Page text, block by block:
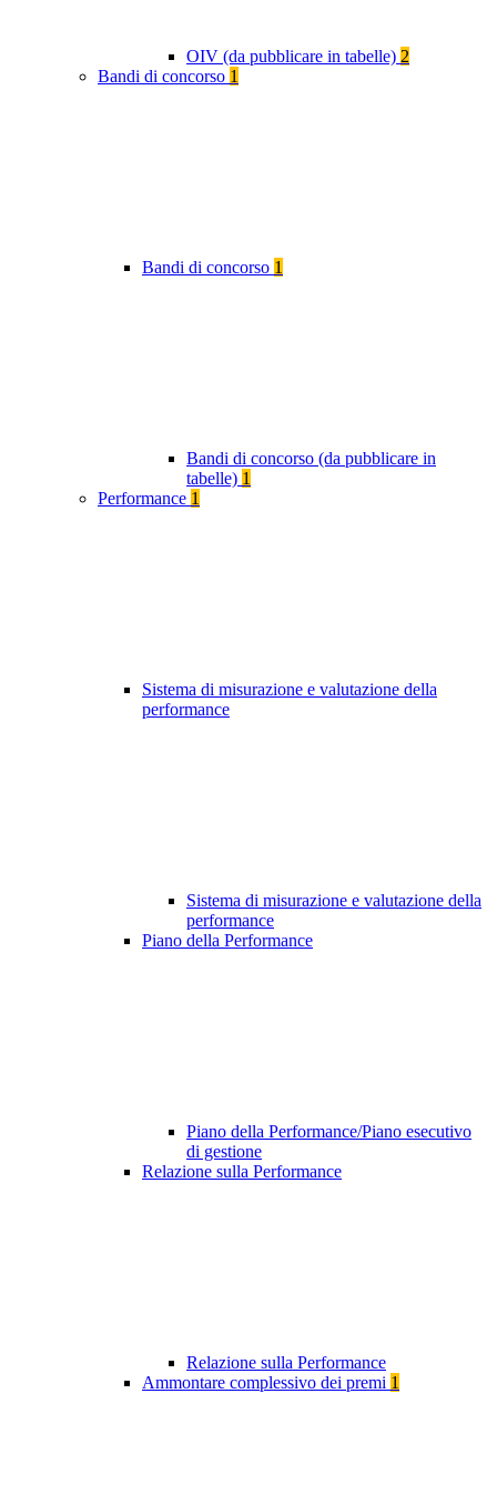
OIV (da pubblicare in tabelle) 2
Bandi di concorso 1
Bandi di concorso 1
Bandi di concorso (da pubblicare in
tabelle) 1
Performance 1
Sistema di misurazione e valutazione della
performance
Sistema di misurazione e valutazione della
performance
Piano della Performance
Piano della Performance/Piano esecutivo
di gestione
Relazione sulla Performance
Relazione sulla Performance
Ammontare complessivo dei premi 1